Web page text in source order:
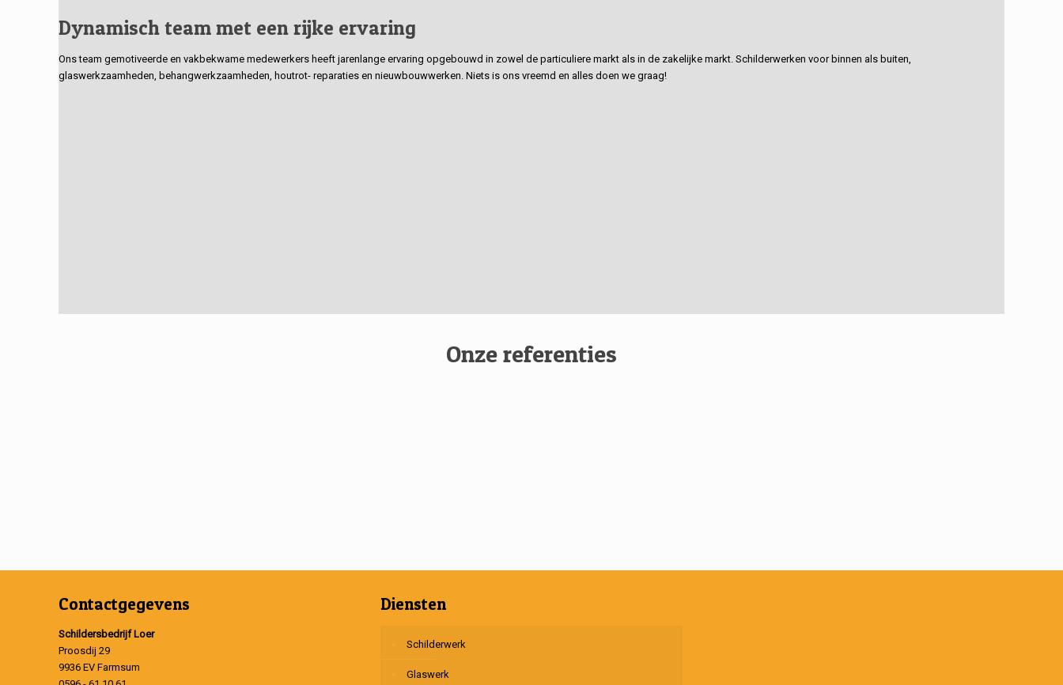
Dynamisch team met een rijke ervaring
Ons team gemotiveerde en vakbekwame medewerkers heeft jarenlange ervaring opgebouwd in zowel de particuliere markt als in de zakelijke markt. Schilderwerken voor binnen als buiten,
glaswerkzaamheden, behangwerkzaamheden, houtrot- reparaties en nieuwbouwwerken. Niets is ons vreemd en alles doen we graag!
Onze referenties
Contactgegevens
Schildersbedrijf Loer
Proosdij 29
9936 EV Farmsum
Diensten
Schilderwerk
Glaswerk